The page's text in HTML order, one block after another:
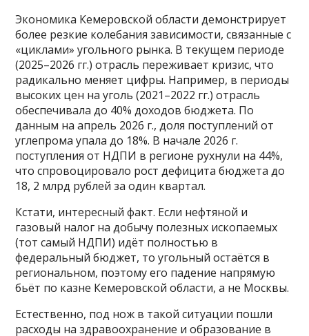
Экономика Кемеровской области демонстрирует
более резкие колебания зависимости, связанные с
«циклами» угольного рынка. В текущем периоде
(2025–2026 гг.) отрасль переживает кризис, что
радикально меняет цифры. Например, в периоды
высоких цен на уголь (2021–2022 гг.) отрасль
обеспечивала до 40% доходов бюджета. По
данным на апрель 2026 г., доля поступлений от
углепрома упала до 18%. В начале 2026 г.
поступления от НДПИ в регионе рухнули на 44%,
что спровоцировало рост дефицита бюджета до
18, 2 млрд рублей за один квартал.
Кстати, интересный факт. Если нефтяной и
газовый налог на добычу полезных ископаемых
(тот самый НДПИ) идёт полностью в
федеральный бюджет, то угольный остаётся в
региональном, поэтому его падение напрямую
бьёт по казне Кемеровской области, а не Москвы.
Естественно, под нож в такой ситуации пошли
расходы на здравоохранение и образование в